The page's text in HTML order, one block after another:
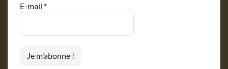
E-mail *